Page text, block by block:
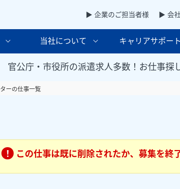
▶ 企業のご担当者様 ▶ 会
当社について キャリアサポー
官公庁・市役所の派遣求人多数！お仕事探
ーの仕事一覧
この仕事は既に削除されたか、募集を終